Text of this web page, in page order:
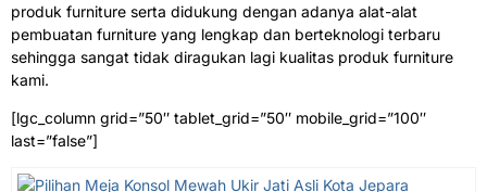
produk furniture serta didukung dengan adanya alat-alat
pembuatan furniture yang lengkap dan berteknologi terbaru
sehingga sangat tidak diragukan lagi kualitas produk furniture
kami.
[lgc_column grid=”50″ tablet_grid=”50″ mobile_grid=”100″
last=”false”]